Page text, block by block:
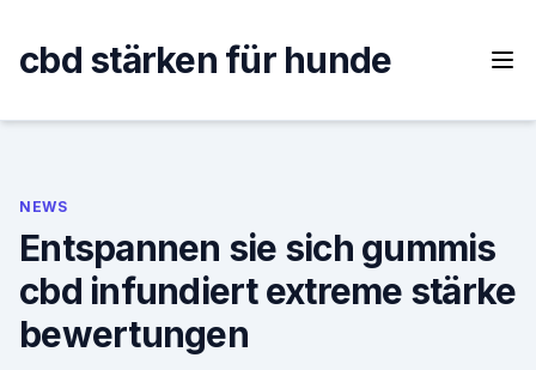
content
cbd stärken für hunde
NEWS
Entspannen sie sich gummis
cbd infundiert extreme stärke
bewertungen